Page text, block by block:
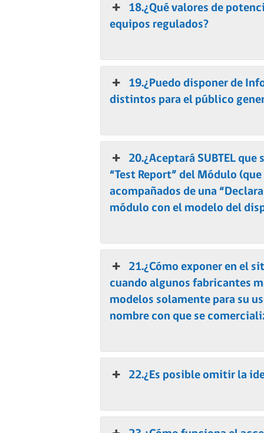
18.¿Qué valores de
equipos regulados?
19.¿Puedo disponer de
distintos para el público
20.¿Aceptará SUBTEL
“Test Report” del Módulo
acompañados de una
módulo con el modelo del
21.¿Cómo exponer en el
cuando algunos fabricantes
modelos solamente para su
nombre con que se
22.¿Es posible omitir la